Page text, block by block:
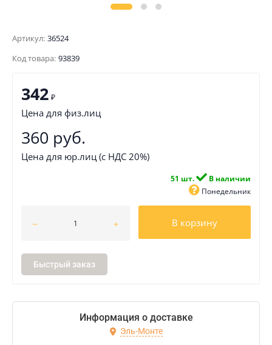
Артикул: 36524
Код товара: 93839
342 ₽
Цена для физ.лиц
360 руб.
Цена для юр.лиц (с НДС 20%)
51 шт.
В наличии
Понедельник
В корзину
Быстрый заказ
Информация о доставке
Эль-Монте